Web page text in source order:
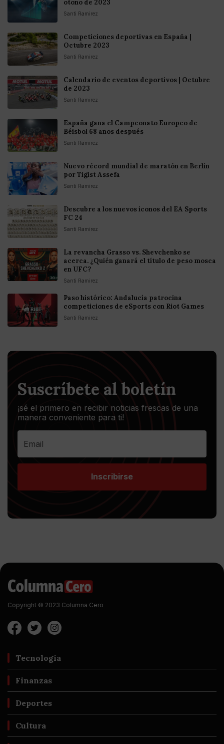
otoño de 2023
Santi Ramirez
Competiciones deportivas en España |
Octubre 2023
Santi Ramirez
Calendario de eventos deportivos | Octubre
de 2023
Santi Ramirez
España gana el Campeonato Europeo de
Béisbol 68 años después
Santi Ramirez
Nuevo récord mundial de maratón en Berlín
por Tigist Assefa
Santi Ramirez
Descubre a los nuevos íconos del EA Sports
FC 24
Santi Ramirez
La revancha Grasso vs. Shevchenko se
acerca. ¿Quién ganará el título de peso mosca
en UFC?
Santi Ramirez
Paso histórico: Andalucía patrocina
competiciones de eSports con Riot Games
Santi Ramirez
Suscríbete al boletín
¡sé el primero en recibir noticias frescas de una
manera conveniente para ti!
Inscribirse
Copyright © 2023 Columna Cero
Tecnología
Finanzas
Deportes
Cultura